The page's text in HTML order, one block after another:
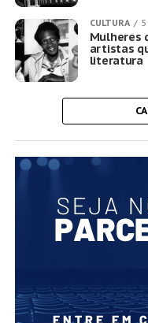
CULTURA
Mulheres
artistas
literatura